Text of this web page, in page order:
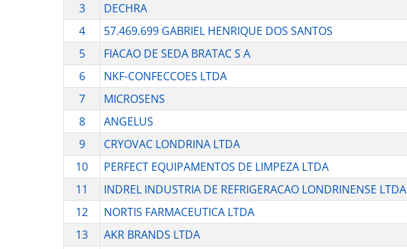
3
DECHRA
4
57.469.699 GABRIEL HENRIQUE DOS SANTOS
5
FIACAO DE SEDA BRATAC S A
6
NKF-CONFECCOES LTDA
7
MICROSENS
8
ANGELUS
9
CRYOVAC LONDRINA LTDA
10
PERFECT EQUIPAMENTOS DE LIMPEZA LTDA
11
INDREL INDUSTRIA DE REFRIGERACAO LONDRINENSE LTDA
12
NORTIS FARMACEUTICA LTDA
13
AKR BRANDS LTDA